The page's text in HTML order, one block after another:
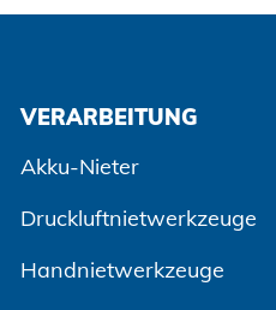
VERARBEITUNG
Akku-Nieter
Druckluftnietwerkzeuge
Handnietwerkzeuge